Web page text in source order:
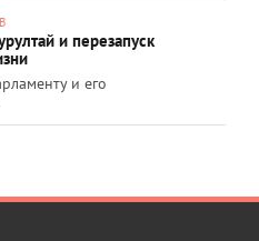
и перезапуск
и его